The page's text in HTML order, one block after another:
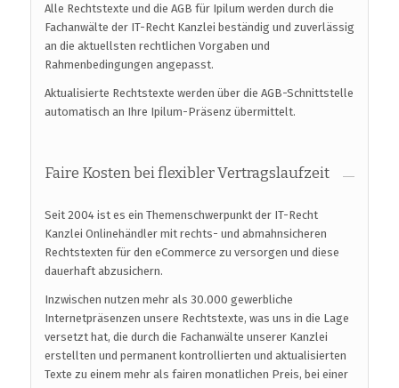
Alle Rechtstexte und die AGB für Ipilum werden durch die
Fachanwälte der IT-Recht Kanzlei beständig und zuverlässig
an die aktuellsten rechtlichen Vorgaben und
Rahmenbedingungen angepasst.
Aktualisierte Rechtstexte werden über die AGB-Schnittstelle
automatisch an Ihre Ipilum-Präsenz übermittelt.
Faire Kosten bei flexibler Vertragslaufzeit
Seit 2004 ist es ein Themenschwerpunkt der IT-Recht
Kanzlei Onlinehändler mit rechts- und abmahnsicheren
Rechtstexten für den eCommerce zu versorgen und diese
dauerhaft abzusichern.
Inzwischen nutzen mehr als 30.000 gewerbliche
Internetpräsenzen unsere Rechtstexte, was uns in die Lage
versetzt hat, die durch die Fachanwälte unserer Kanzlei
erstellten und permanent kontrollierten und aktualisierten
Texte zu einem mehr als fairen monatlichen Preis, bei einer